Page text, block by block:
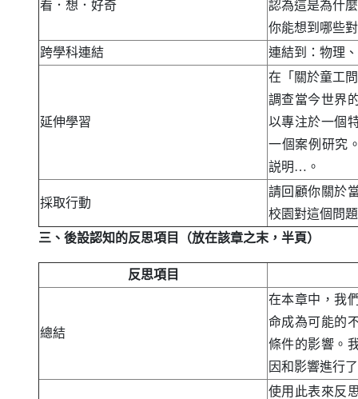
看．想．好奇
認為這是為什
你能想到哪些
跨學科連結
連結到：物理
延伸學習
在「關於童工
調查當今世界
以專注於一個
一個案例研究
説明…。
採取行動
請回顧你關於
校園對這個問
三、後設認知的反思項目（放在該章之末，半頁）
反思項目
總結
在本章中，我
命成為可能的
條件的影響。
因和影響進行
使用此表來反